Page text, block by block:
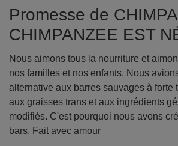
Promesse de
CHIMPANZEE EST
Nous aimons tous la nourriture et
nos familles et nos enfants. Nous
alternative aux barres sauvages à forte
aux graisses trans et aux ingrédients
modifiés. C'est pourquoi nous avons
bars. Fait avec amour